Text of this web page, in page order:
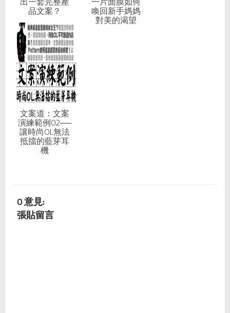
品文案？ 喚回新手媽媽
對美的渴望
文案道：文案
演練範例02──
讓時尚OL無法
抵擋的藍芽耳
機
0 意見:
張貼留言